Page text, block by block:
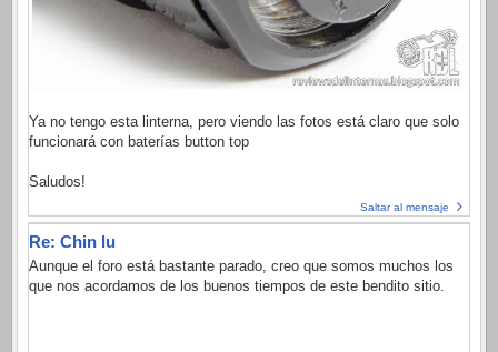
Ya no tengo esta linterna, pero viendo las fotos está claro que solo
funcionará con baterías button top
Saludos!
Saltar al mensaje
Re: Chin lu
Aunque el foro está bastante parado, creo que somos muchos los
que nos acordamos de los buenos tiempos de este bendito sitio.